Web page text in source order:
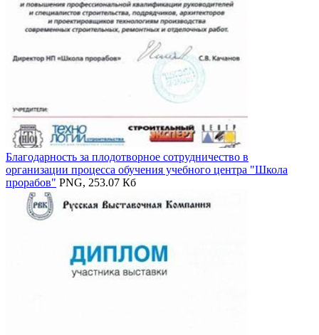
Благодарность за плодотворное сотрудничество в
организации процесса обучения учебного центра "Школа
прорабов" PNG, 253.07 Кб